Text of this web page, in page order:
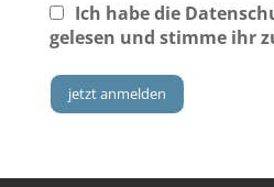
Ich habe die
gelesen und stimme ihr